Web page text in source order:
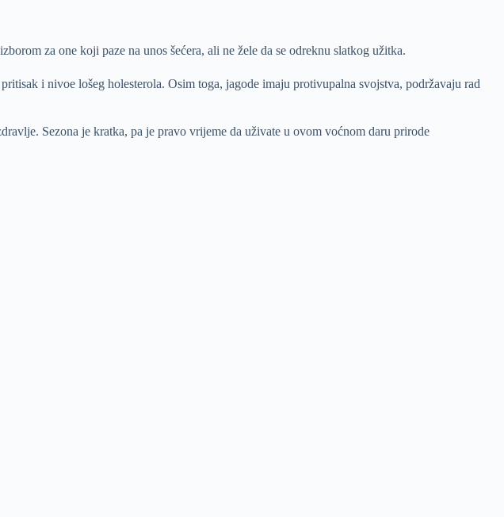
za one koji paze na unos šećera, ali ne žele da se odreknu slatkog užitka.
i nivoe lošeg holesterola. Osim toga, jagode imaju protivupalna svojstva, podržavaju rad
Sezona je kratka, pa je pravo vrijeme da uživate u ovom voćnom daru prirode